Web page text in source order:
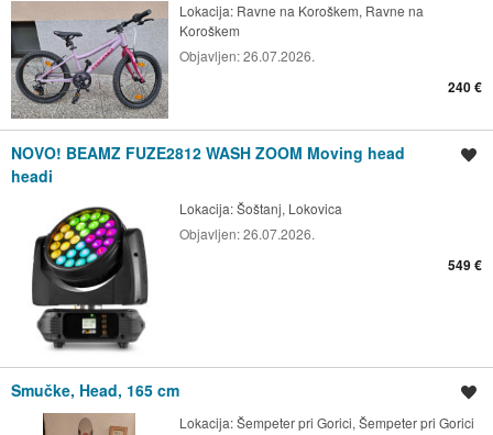
Lokacija: Ravne na Koroškem, Ravne na
Koroškem
Objavljen:26.07.2026.
240 €
NOVO! BEAMZ FUZE2812 WASH ZOOM Moving head
headi
Lokacija:Šoštanj, Lokovica
Objavljen:26.07.2026.
549 €
Smučke, Head, 165 cm
Lokacija:Šempeter pri Gorici, Šempeter pri Gorici